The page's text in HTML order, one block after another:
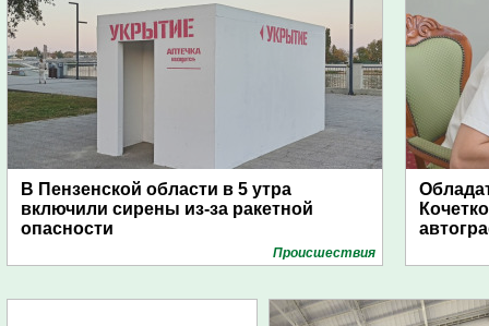
В Пензенской области в 5 утра
включили сирены из-за ракетной
опасности
Проиcшествия